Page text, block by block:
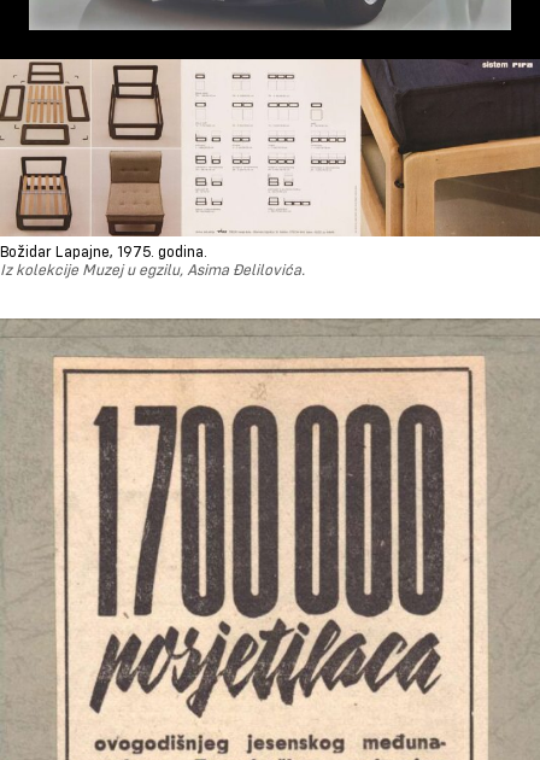
Božidar Lapajne, 1975. godina.
Iz kolekcije Muzej u egzilu, Asima Đelilovića.